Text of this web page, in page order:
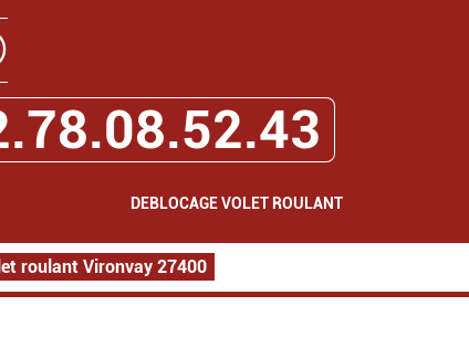
DEBLOCAGE VOLET ROULANT
roulant Vironvay 27400